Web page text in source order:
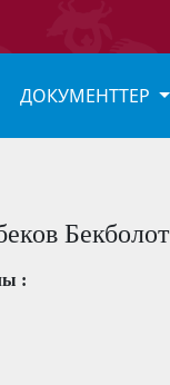
ДОКУМЕНТТЕР
Бекболот
: